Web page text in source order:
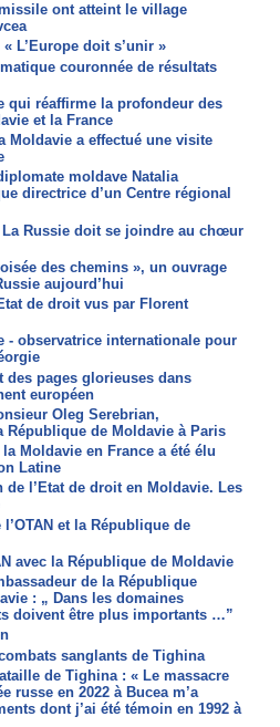
ont atteint le village
L’Europe doit s’unir »
couronnée de résultats
qui réaffirme la profondeur des
et la France
Moldavie a effectué une visite
moldave Natalia
directrice d’un Centre régional
La Russie doit se joindre au chœur
des chemins », un ouvrage
aujourd’hui
de droit vus par Florent
- observatrice internationale pour
des pages glorieuses dans
européen
Oleg Serebrian,
République de Moldavie à Paris
la Moldavie en France a été élu
Latine
de l’Etat de droit en Moldavie. Les
et la République de
avec la République de Moldavie
de la République
: „ Dans les domaines
doivent être plus importants …”
sanglants de Tighina
de Tighina : « Le massacre
russe en 2022 à Bucea m’a
dont j’ai été témoin en 1992 à